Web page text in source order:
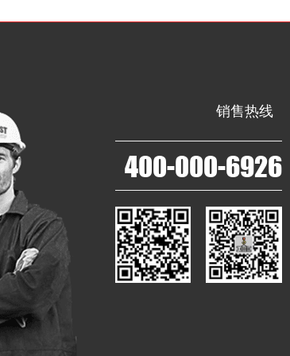
销售热线
400-000-6926